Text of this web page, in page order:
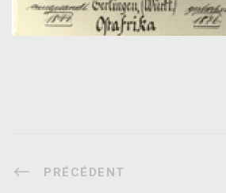
PRÉCÉDENT